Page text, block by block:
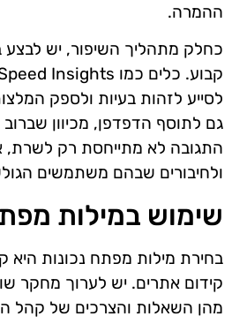
ההמרה.
כחלק מתהליך השיפור, יש לבצע
לסייע לזהות בעיות ולספק
גם לתוסף הדפדפן, מכיוון
התגובה לא מתייחסת רק לשרת,
ולחיבורים שבהם משתמשים
שימוש במילות
בחירת מילות מפתח נכונות היא
קידום אתרים. יש לערוך מחקר
מהן השאלות והצרכים של קהל